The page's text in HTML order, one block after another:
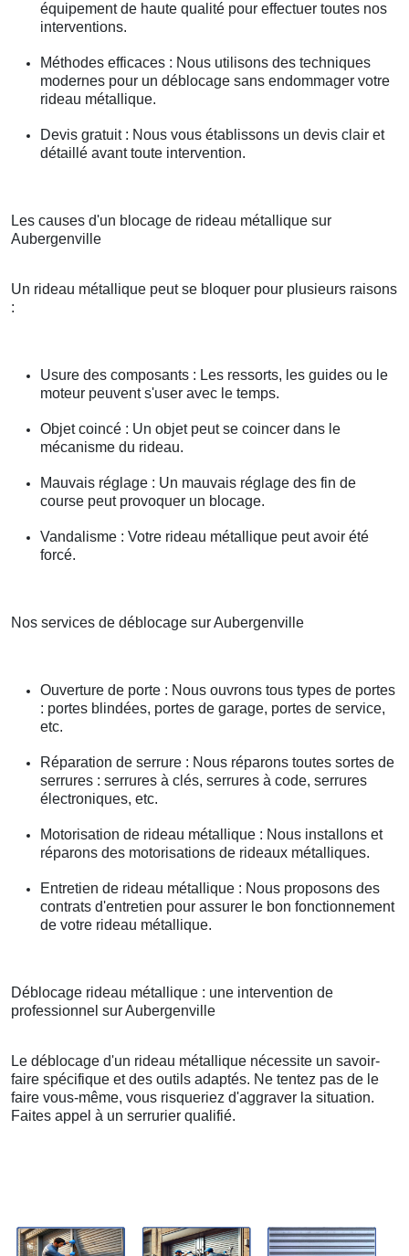
équipement de haute qualité pour effectuer toutes nos
interventions.
Méthodes efficaces : Nous utilisons des techniques
modernes pour un déblocage sans endommager votre
rideau métallique.
Devis gratuit : Nous vous établissons un devis clair et
détaillé avant toute intervention.
Les causes d'un blocage de rideau métallique sur
Aubergenville
Un rideau métallique peut se bloquer pour plusieurs raisons
:
Usure des composants : Les ressorts, les guides ou le
moteur peuvent s'user avec le temps.
Objet coincé : Un objet peut se coincer dans le
mécanisme du rideau.
Mauvais réglage : Un mauvais réglage des fin de
course peut provoquer un blocage.
Vandalisme : Votre rideau métallique peut avoir été
forcé.
Nos services de déblocage sur Aubergenville
Ouverture de porte : Nous ouvrons tous types de portes
: portes blindées, portes de garage, portes de service,
etc.
Réparation de serrure : Nous réparons toutes sortes de
serrures : serrures à clés, serrures à code, serrures
électroniques, etc.
Motorisation de rideau métallique : Nous installons et
réparons des motorisations de rideaux métalliques.
Entretien de rideau métallique : Nous proposons des
contrats d'entretien pour assurer le bon fonctionnement
de votre rideau métallique.
Déblocage rideau métallique : une intervention de
professionnel sur Aubergenville
Le déblocage d'un rideau métallique nécessite un savoir-
faire spécifique et des outils adaptés. Ne tentez pas de le
faire vous-même, vous risqueriez d'aggraver la situation.
Faites appel à un serrurier qualifié.